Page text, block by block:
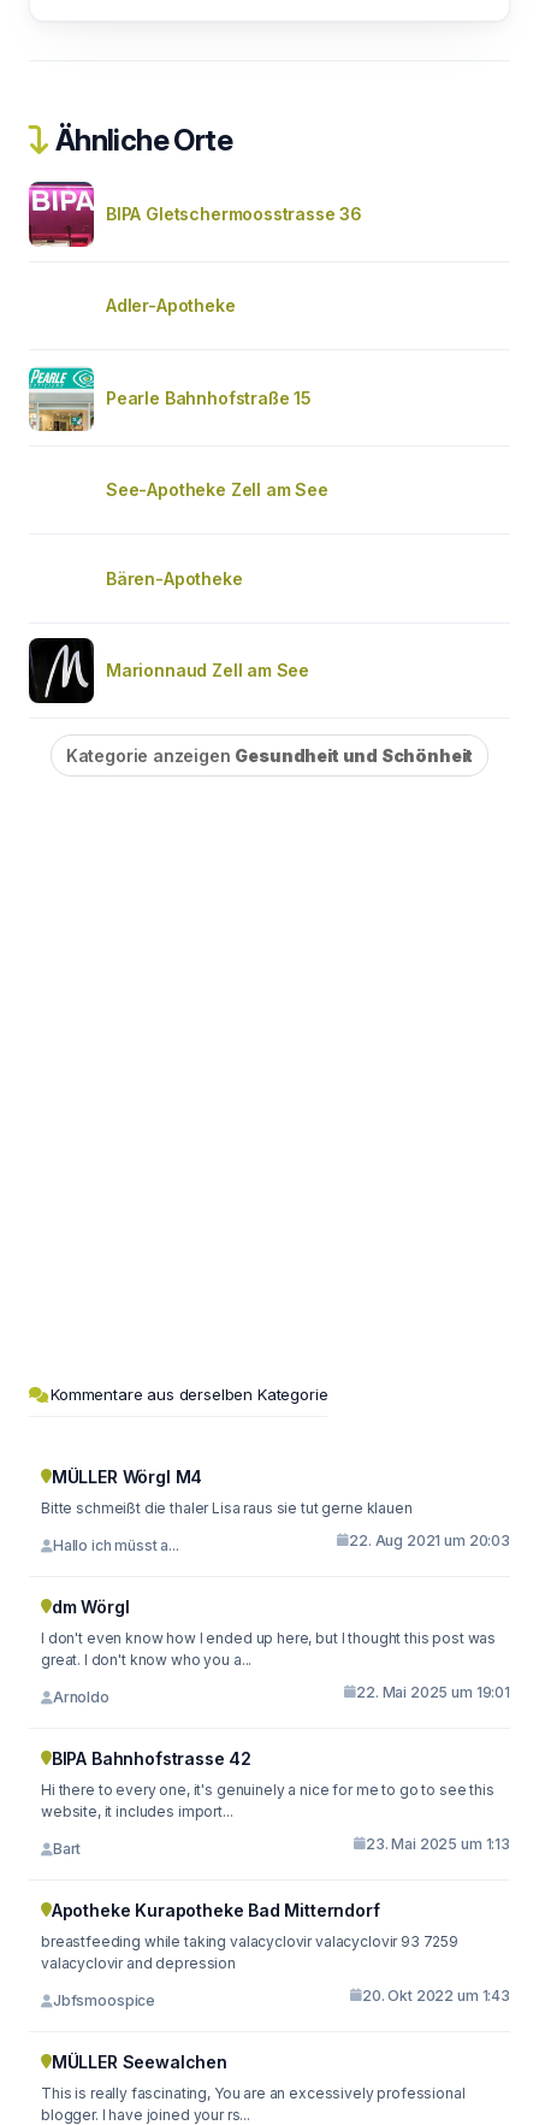
Ähnliche Orte
BIPA Gletschermoosstrasse 36
Adler-Apotheke
Pearle Bahnhofstraße 15
See-Apotheke Zell am See
Bären-Apotheke
Marionnaud Zell am See
Kategorie anzeigen Gesundheit und Schönheit
Kommentare aus derselben Kategorie
MÜLLER Wörgl M4
Bitte schmeißt die thaler Lisa raus sie tut gerne klauen
Hallo ich müsst a... 22. Aug 2021 um 20:03
dm Wörgl
I don't even know how I ended up here, but I thought this post was
great. I don't know who you a...
Arnoldo 22. Mai 2025 um 19:01
BIPA Bahnhofstrasse 42
Hi there to every one, it's genuinely a nice for me to go to see this
website, it includes import...
Bart 23. Mai 2025 um 1:13
Apotheke Kurapotheke Bad Mitterndorf
breastfeeding while taking valacyclovir valacyclovir 93 7259
valacyclovir and depression
Jbfsmoospice 20. Okt 2022 um 1:43
MÜLLER Seewalchen
This is really fascinating, You are an excessively professional
blogger. I have joined your rs...